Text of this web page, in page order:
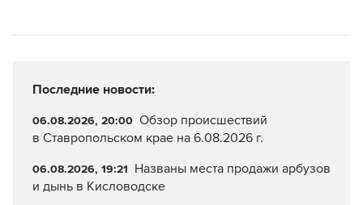
Последние новости:
06.08.2026, 20:00 Обзор происшествий
в Ставропольском крае на 6.08.2026 г.
06.08.2026, 19:21 Названы места продажи арбузов
и дынь в Кисловодске